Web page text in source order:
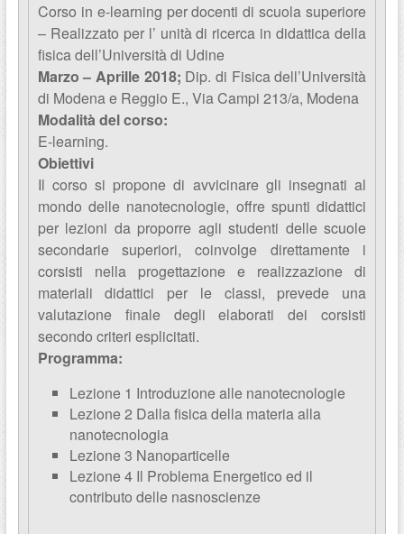
Corso in e-learning per docenti di scuola superiore
– Realizzato per l’ unità di ricerca in didattica della
fisica dell’Università di Udine
Marzo – Aprille 2018; Dip. di Fisica dell’Università
di Modena e Reggio E., Via Campi 213/a, Modena
Modalità del corso:
E-learning.
Obiettivi
Il corso si propone di avvicinare gli insegnati al
mondo delle nanotecnologie, offre spunti didattici
per lezioni da proporre agli studenti delle scuole
secondarie superiori, coinvolge direttamente i
corsisti nella progettazione e realizzazione di
materiali didattici per le classi, prevede una
valutazione finale degli elaborati dei corsisti
secondo criteri esplicitati.
Programma:
Lezione 1 Introduzione alle nanotecnologie
Lezione 2 Dalla fisica della materia alla
nanotecnologia
Lezione 3 Nanoparticelle
Lezione 4 Il Problema Energetico ed il
contributo delle nasnoscienze